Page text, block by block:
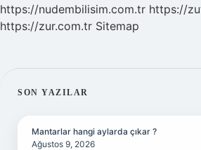
https://nudembilisim.com.tr https://
https://zur.com.tr Sitemap
SIDEBAR
SON YAZILAR
Mantarlar hangi aylarda çıkar ?
Ağustos 9, 2026